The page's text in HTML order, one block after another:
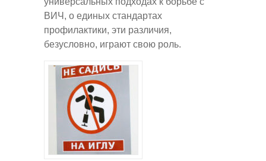
ВИЧ, о единых стандартах
профилактики, эти различия,
безусловно, играют свою роль.